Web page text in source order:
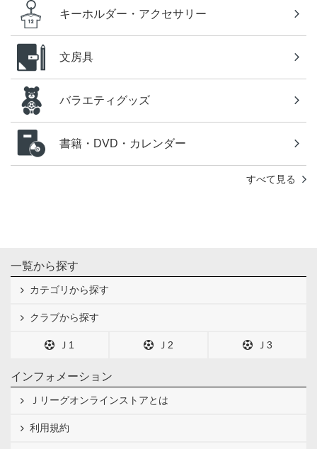
キーホルダー・アクセサリー
文房具
バラエティグッズ
書籍・DVD・カレンダー
すべて見る
一覧から探す
カテゴリから探す
クラブから探す
Ｊ1 Ｊ2 Ｊ3
インフォメーション
Ｊリーグオンラインストアとは
利用規約